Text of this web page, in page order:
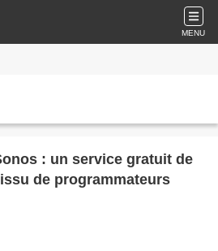
MENU
: un service gratuit de
de programmateurs